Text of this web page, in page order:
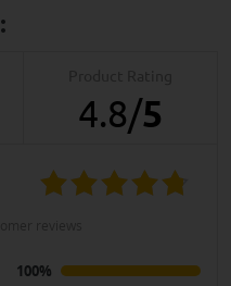
4.8/5
100%